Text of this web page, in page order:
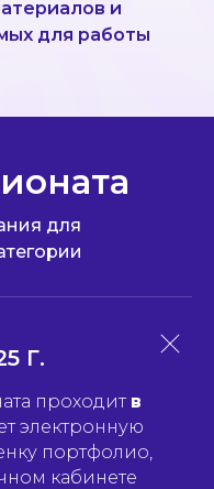
и
для работы
для
Г.
проходит в
электронную
портфолио,
кабинете